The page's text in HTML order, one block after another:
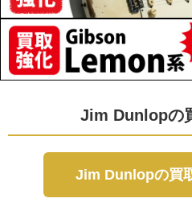
Jim Dunlopの
Jim Dunlopの買